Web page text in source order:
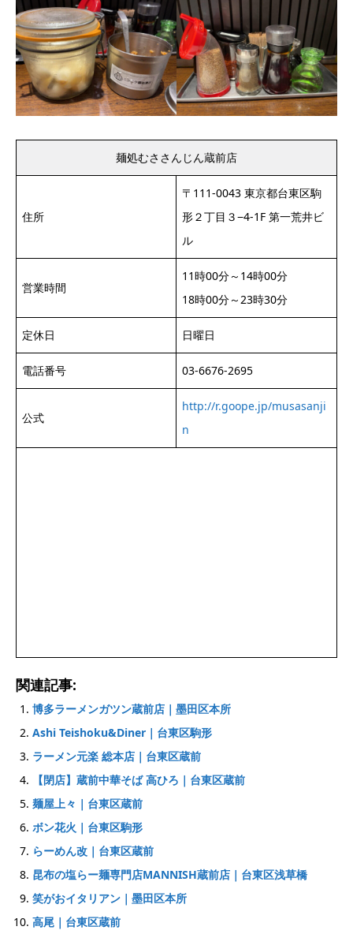
麺処むささんじん蔵前店
住所
〒111-0043 東京都台東区駒
形２丁目３−4-1F 第一荒井ビ
ル
営業時間
11時00分～14時00分
18時00分～23時30分
定休日 日曜日
電話番号 03-6676-2695
公式
http://r.goope.jp/musasanji
n
関連記事:
博多ラーメンガツン蔵前店｜墨田区本所
Ashi Teishoku&Diner｜台東区駒形
ラーメン元楽 総本店｜台東区蔵前
【閉店】蔵前中華そば 高ひろ｜台東区蔵前
麺屋上々｜台東区蔵前
ボン花火｜台東区駒形
らーめん改｜台東区蔵前
昆布の塩らー麺専門店MANNISH蔵前店｜台東区浅草橋
笑がおイタリアン｜墨田区本所
高尾｜台東区蔵前